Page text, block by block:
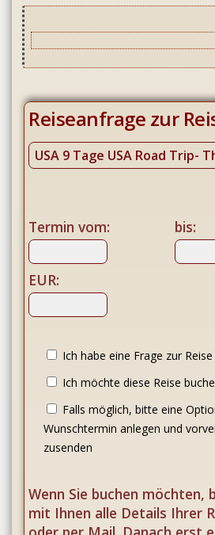
Reiseanfrage zur
Termin vom: bis:
EUR:
Ich habe eine Frage zur Reise
Ich möchte diese Reise
Falls möglich, bitte eine
Wunschtermin anlegen und
zusenden
Wenn Sie buchen möchten,
mit Ihnen alle Details Ihrer